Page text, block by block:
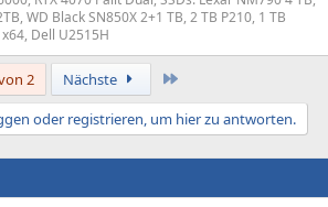
WD Black SN850X 2+1 TB, 2 TB P210, 1 TB
Dell U2515H
2 Nächste
oder registrieren, um hier zu antworten.